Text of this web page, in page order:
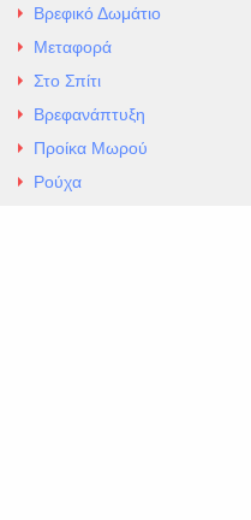
Βρεφικό Δωμάτιο
Μεταφορά
Στο Σπίτι
Βρεφανάπτυξη
Προίκα Μωρού
Ρούχα